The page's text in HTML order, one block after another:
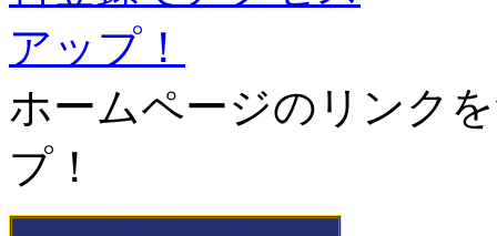
ホームページのリンク
プ！